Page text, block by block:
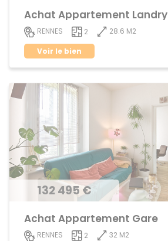
Achat Appartement Landry
RENNES 2
28.6 M2
Voir le bien
132 495 €
Achat Appartement Gare
RENNES 2
32 M2